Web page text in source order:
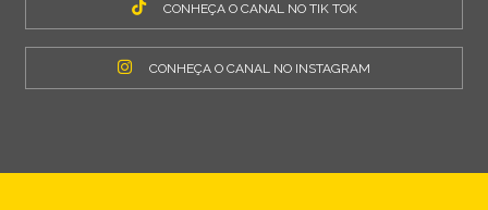
CONHEÇA O CANAL NO TIK TOK
CONHEÇA O CANAL NO INSTAGRAM